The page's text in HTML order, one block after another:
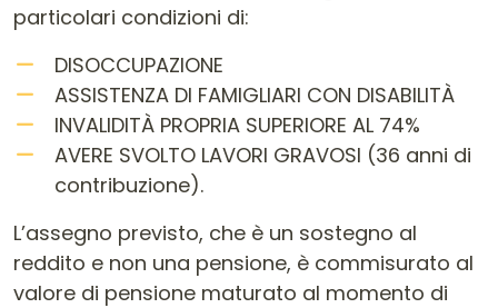
particolari condizioni di:
DISOCCUPAZIONE
ASSISTENZA DI FAMIGLIARI CON DISABILITÀ
INVALIDITÀ PROPRIA SUPERIORE AL 74%
AVERE SVOLTO LAVORI GRAVOSI (36 anni di
contribuzione).
L’assegno previsto, che è un sostegno al
reddito e non una pensione, è commisurato al
valore di pensione maturato al momento di